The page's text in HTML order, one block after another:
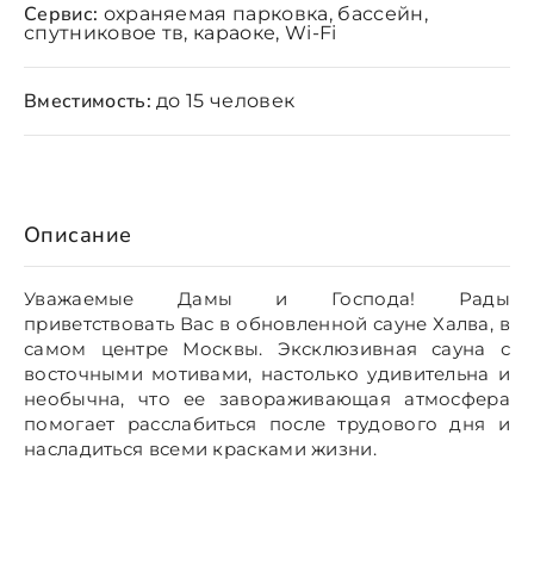
Описание
Уважаемые Дамы и Господа! Рады
приветствовать Вас в обновленной сауне Халва, в
самом центре Москвы. Эксклюзивная сауна с
восточными мотивами, настолько удивительна и
необычна, что ее завораживающая атмосфера
помогает расслабиться после трудового дня и
насладиться всеми красками жизни.
Сервис: охраняемая парковка, бассейн,
спутниковое тв, караоке, Wi-Fi
Вместимость: до 15 человек